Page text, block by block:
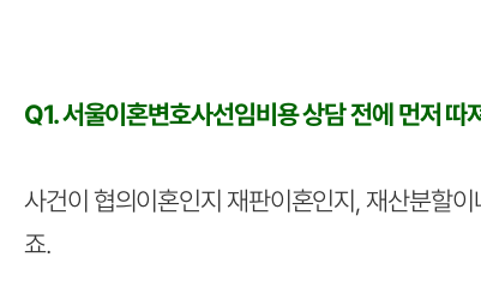
Q1. 서울이혼변호사선임비용 상담 전에 먼저 따
사건이 협의이혼인지 재판이혼인지, 재산분할
죠.